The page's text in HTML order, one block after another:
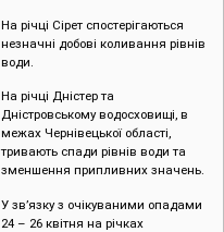
На річці Сірет спостерігаються
незначні добові коливання рівнів
води.
На річці Дністер та
Дністровському водосховищі, в
межах Чернівецької області,
тривають спади рівнів води та
зменшення припливних значень.
У зв’язку з очікуваними опадами
24 – 26 квітня на річках